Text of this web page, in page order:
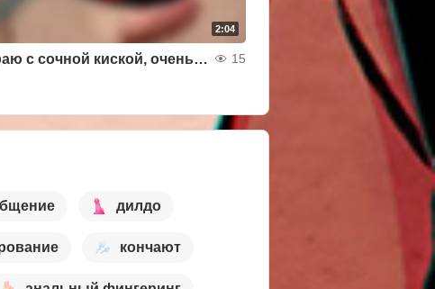
2:04
играю с сочной киской, очень влажная и возбужденная 15
дилдо
кончают